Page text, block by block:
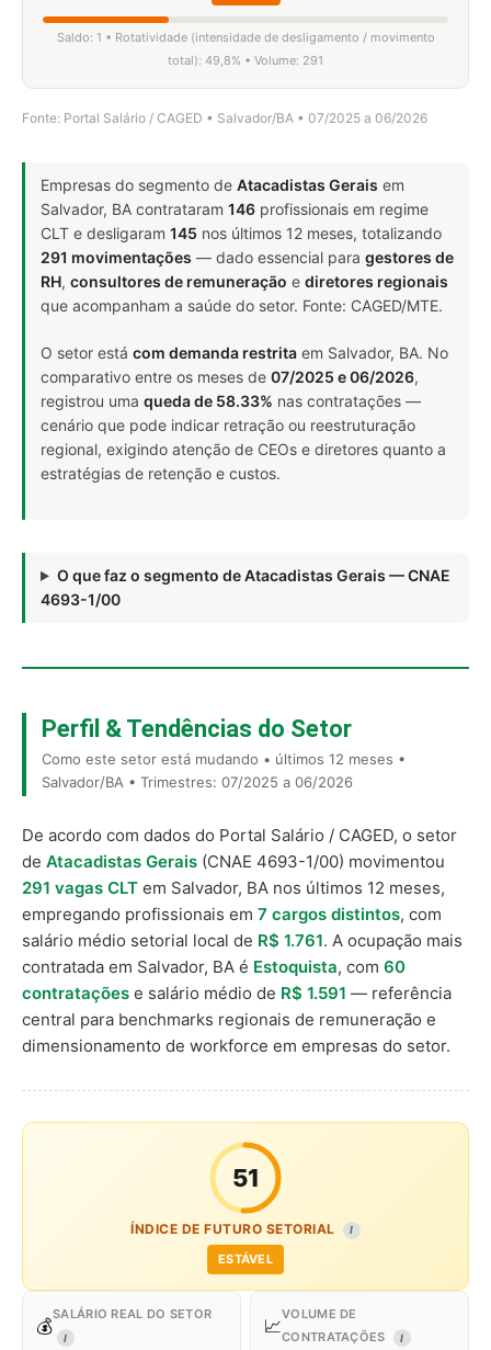
Saldo: 1 • Rotatividade (intensidade de desligamento / movimento
total): 49,8% • Volume: 291
Fonte: Portal Salário / CAGED • Salvador/BA • 07/2025 a 06/2026
Empresas do segmento de Atacadistas Gerais em
Salvador, BA contrataram 146 profissionais em regime
CLT e desligaram 145 nos últimos 12 meses, totalizando
291 movimentações — dado essencial para gestores de
RH, consultores de remuneração e diretores regionais
que acompanham a saúde do setor. Fonte: CAGED/MTE.
O setor está com demanda restrita em Salvador, BA. No
comparativo entre os meses de 07/2025 e 06/2026,
registrou uma queda de 58.33% nas contratações —
cenário que pode indicar retração ou reestruturação
regional, exigindo atenção de CEOs e diretores quanto a
estratégias de retenção e custos.
O que faz o segmento de Atacadistas Gerais — CNAE
4693-1/00
Perfil & Tendências do Setor
Como este setor está mudando • últimos 12 meses •
Salvador/BA • Trimestres: 07/2025 a 06/2026
De acordo com dados do Portal Salário / CAGED, o setor
de Atacadistas Gerais (CNAE 4693-1/00) movimentou
291 vagas CLT em Salvador, BA nos últimos 12 meses,
empregando profissionais em 7 cargos distintos, com
salário médio setorial local de R$ 1.761. A ocupação mais
contratada em Salvador, BA é Estoquista, com 60
contratações e salário médio de R$ 1.591 — referência
central para benchmarks regionais de remuneração e
dimensionamento de workforce em empresas do setor.
51
ÍNDICE DE FUTURO SETORIAL I
ESTÁVEL
💰
SALÁRIO REAL DO SETOR
I
📈
VOLUME DE
CONTRATAÇÕES
I